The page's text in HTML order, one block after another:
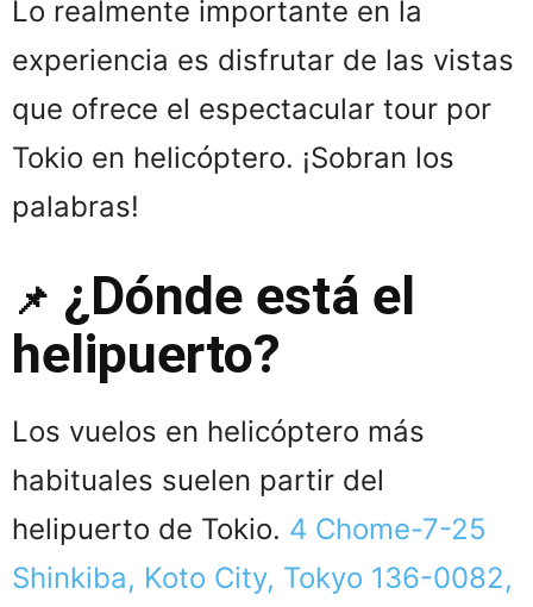
Lo realmente importante en la
experiencia es disfrutar de las vistas
que ofrece el espectacular tour por
Tokio en helicóptero. ¡Sobran los
palabras!
📌 ¿Dónde está el
helipuerto?
Los vuelos en helicóptero más
habituales suelen partir del
helipuerto de Tokio. 4 Chome-7-25
Shinkiba, Koto City, Tokyo 136-0082,